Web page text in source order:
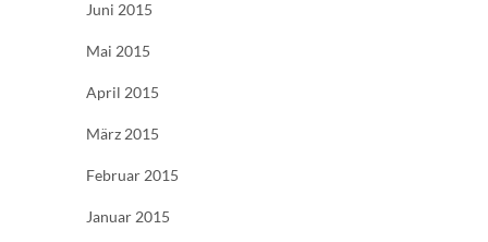
Juni 2015
Mai 2015
April 2015
März 2015
Februar 2015
Januar 2015